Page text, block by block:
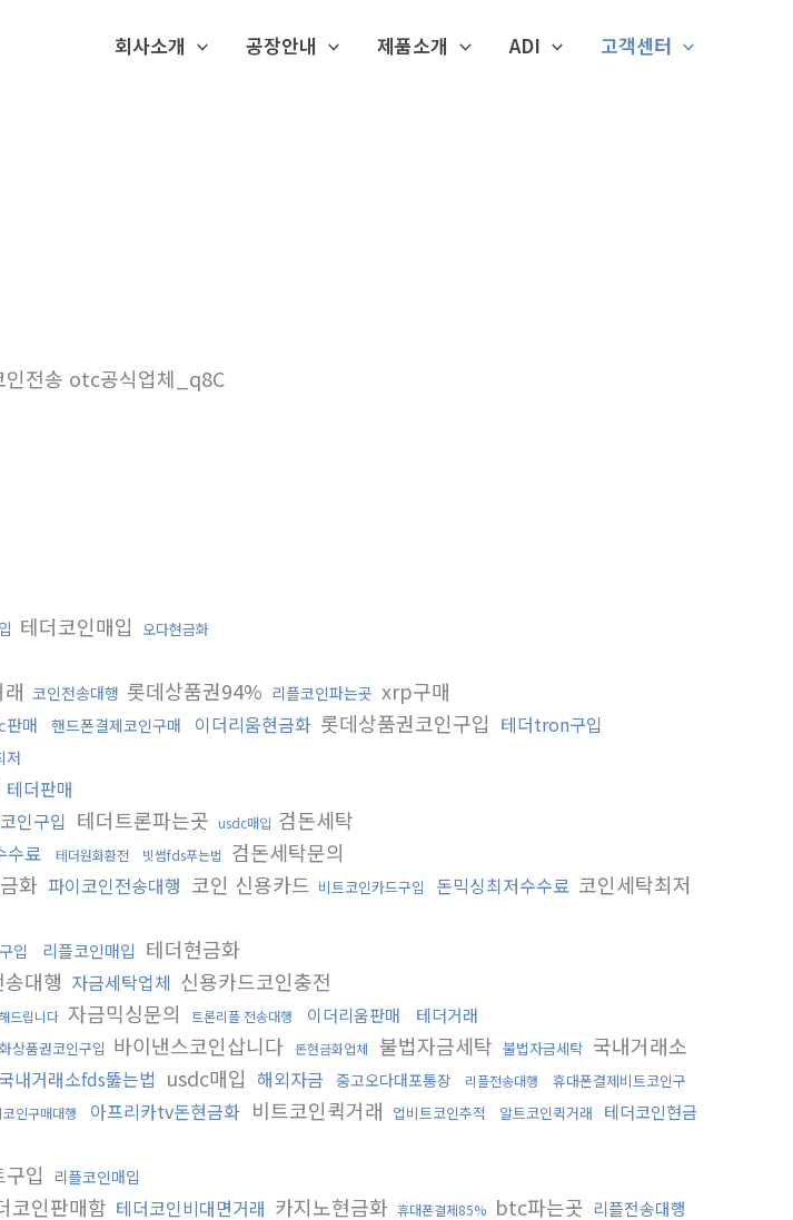
회사소개 공장안내 제품소개 ADI 고객센터
전송 otc공식업체_q8C
테더코인매입 오다현금화
코인전송대행 롯데상품권94% 리플코인파는곳 xrp구매
판매 핸드폰결제코인구매 이더리움현금화 롯데상품권코인구입 테더tron구입
저
테더판매
인구입 테더트론파는곳 usdc매입 검돈세탁
수료 테더원화환전 빗썸fds푸는법 검돈세탁문의
화 파이코인전송대행 코인 신용카드 비트코인카드구입 돈믹싱최저수수료 코인세탁최저
입 리플코인매입 테더현금화
대행 자금세탁업체 신용카드코인충전
드립니다 자금믹싱문의 트론리플 전송대행 이더리움판매 테더거래
상품권코인구입 바이낸스코인삽니다 돈현금화업체 불법자금세탁 불법자금세탁 국내거래소
국내거래소fds뚫는법 usdc매입 해외자금 중고오다대포통장 리플전송대행
휴대폰결제비트코인구
인구매대행 아프리카tv돈현금화 비트코인퀵거래 업비트코인추적 알트코인퀵거래
테더코인현금
입 리플코인매입
코인판매함 테더코인비대면거래 카지노현금화 휴대폰결제85% btc파는곳 리플전송대행